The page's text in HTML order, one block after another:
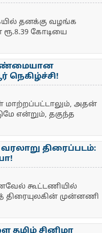
தனக்கு வழங்க
கோடியை
உண்மையான
நெகிழ்ச்சி!
மாற்றப்பட்டாலும், அதன்
என்றும், தகுந்த
திரைப்படம்:
கூட்டணியில்
திரையுலகின் முன்னணி